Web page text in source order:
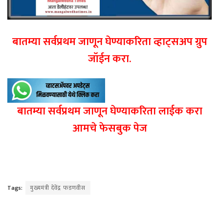
बातम्या सर्वप्रथम जाणून घेण्याकरिता व्हाट्सअप ग्रुप
जॉईन करा.
बातम्या सर्वप्रथम जाणून घेण्याकरिता लाईक करा
आमचे फेसबुक पेज
Tags: मुख्यमंत्री देवेंद्र फडणवीस